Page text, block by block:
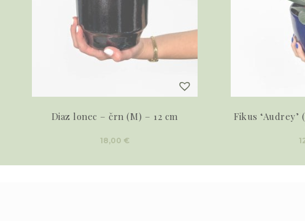
Diaz lonec – črn (M) – 12 cm
18,00 €
Fikus ‘Audrey’